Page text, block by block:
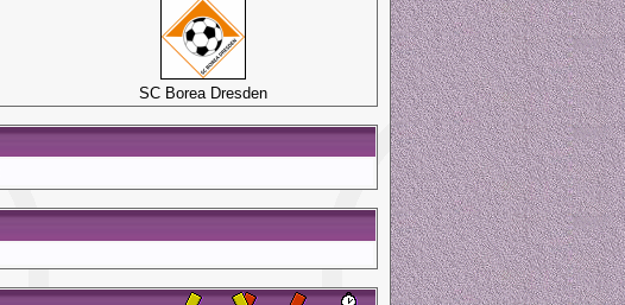
SC Borea Dresden